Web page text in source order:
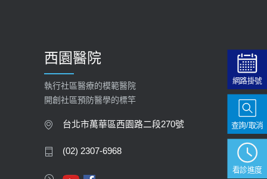
【快速肝癌篩檢MRI】新檢查服務
2026-02-06
大吃大喝、肥胖害到膽囊！膽結石、
膽息肉如何處理？
西園醫院
執行社區醫療的模範醫院
開創社區預防醫學的標竿
台北市萬華區西園路二段270號
(02) 2307-6968
網路掛號
看診進度
查詢/取消